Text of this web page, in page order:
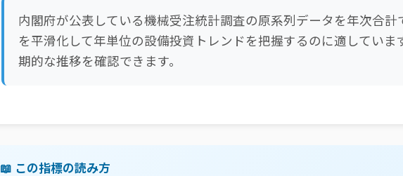
内閣府が公表している機械受注統計調査の原系列データを年次合
を平滑化して年単位の設備投資トレンドを把握するのに適してい
期的な推移を確認できます。
📖 この指標の読み方